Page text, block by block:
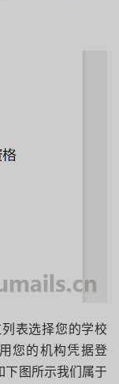
表选择您的学校
您的机构凭据登
下图所示我们属于